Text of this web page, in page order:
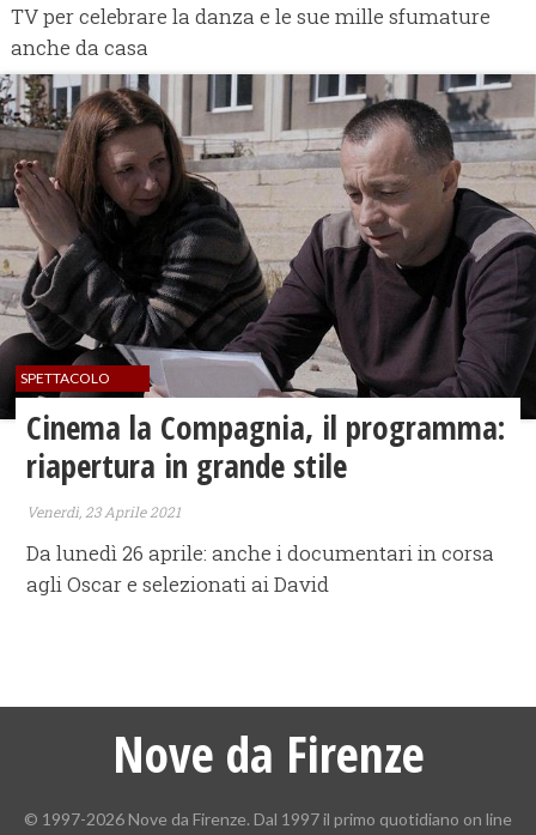
TV per celebrare la danza e le sue mille sfumature
anche da casa
SPETTACOLO
Cinema la Compagnia, il programma:
riapertura in grande stile
Venerdì, 23 Aprile 2021
Da lunedì 26 aprile: anche i documentari in corsa
agli Oscar e selezionati ai David
Nove da Firenze
© 1997-2026 Nove da Firenze. Dal 1997 il primo quotidiano on line